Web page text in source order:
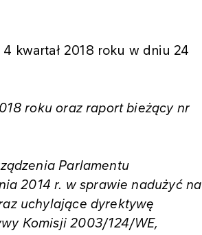
kwartał 2018 roku w dniu 24
roku oraz raport bieżący nr
Parlamentu
2014 r. w sprawie nadużyć na
uchylające dyrektywę
Komisji 2003/124/WE,